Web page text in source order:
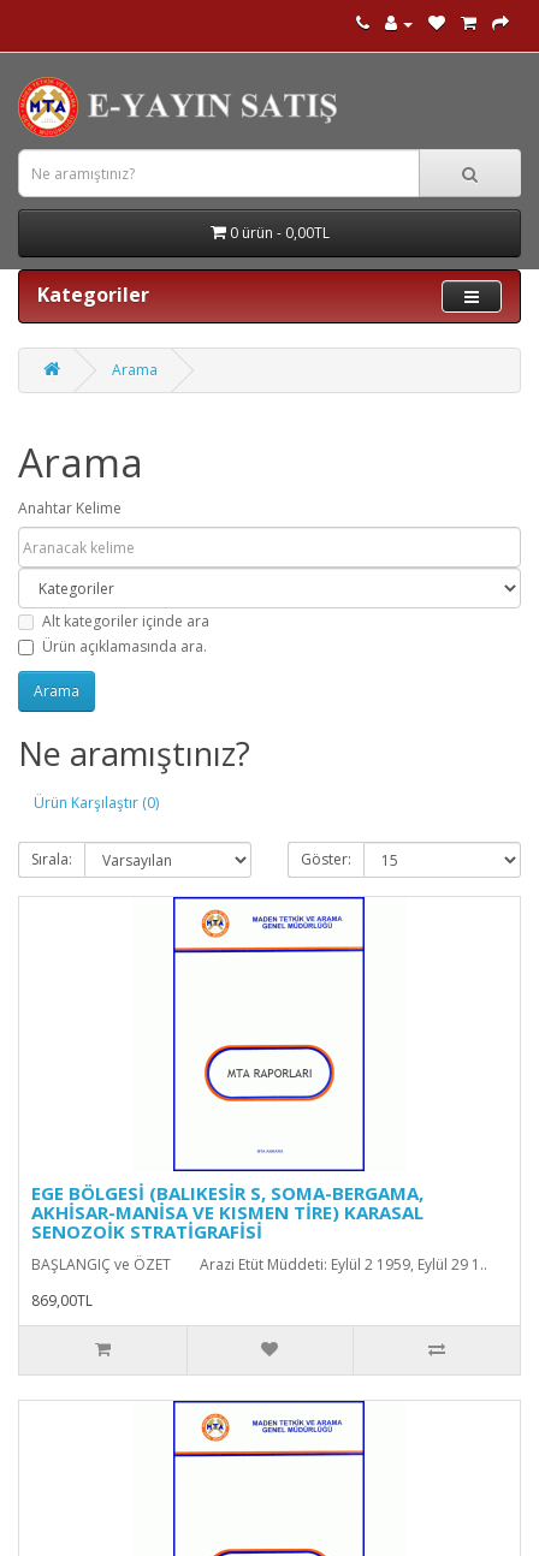
0 ürün - 0,00TL
Kategoriler
Arama
Arama
Anahtar Kelime
Alt kategoriler içinde ara
Ürün açıklamasında ara.
Ne aramıştınız?
Ürün Karşılaştır (0)
Sırala: Göster:
EGE BÖLGESİ (BALIKESİR S, SOMA-BERGAMA,
AKHİSAR-MANİSA VE KISMEN TİRE) KARASAL
SENOZOİK STRATİGRAFİSİ
BAŞLANGIÇ ve ÖZET Arazi Etüt Müddeti: Eylül 2 1959, Eylül 29 1..
869,00TL